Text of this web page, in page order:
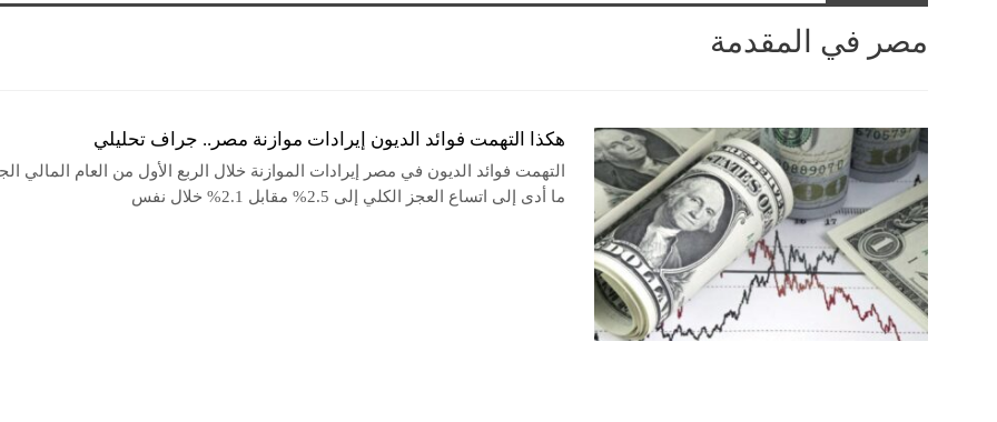
مصر في المقدمة
هكذا التهمت فوائد الديون إيرادات موازنة مصر.. جراف تحليلي
التهمت فوائد الديون في مصر إيرادات الموازنة خلال الربع الأول من العام المالي
ما أدى إلى اتساع العجز الكلي إلى 2.5% مقابل 2.1% خلال نفس